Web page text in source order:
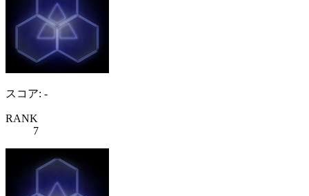
スコア: -
RANK
7